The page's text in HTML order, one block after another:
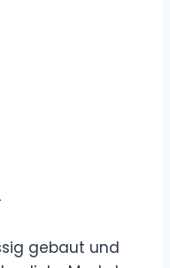
gebaut und